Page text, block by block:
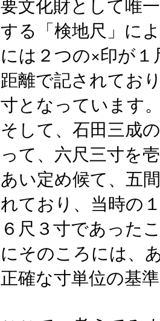
要文化財として唯
する「検地尺」に
には２つの×印が１
距離で記されてお
寸となっています
そして、石田三成
って、六尺三寸を
あい定め候て、五
れており、当時の
６尺３寸であった
にそのころには、
正確な寸単位の基